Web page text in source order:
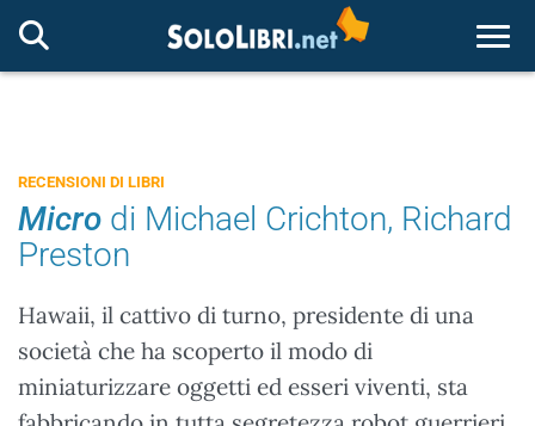
RECENSIONI DI LIBRI
Micro di Michael Crichton, Richard
Preston
Hawaii, il cattivo di turno, presidente di una
società che ha scoperto il modo di
miniaturizzare oggetti ed esseri viventi, sta